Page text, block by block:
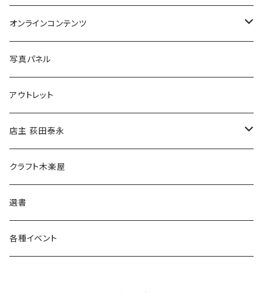
Tシャツ
バッグ
ブックカバー
マグカップ
傘
食料品
その他
オンラインコンテンツ
冒険クロストーク
写真パネル
アウトレット
店主 荻田泰永
書籍
ウェア
クラフト木楽屋
選書
各種イベント